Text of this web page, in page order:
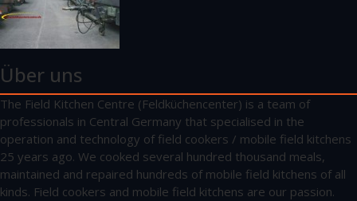
Über uns
The Field Kitchen Centre (Feldküchencenter) is a team of
professionals in Central Germany that specialised in the
operation and technology of field cookers / mobile field kitchens
25 years ago. We cooked several hundred thousand meals,
maintained and repaired hundreds of mobile field kitchens of all
kinds. Field cookers and mobile field kitchens are our passion.